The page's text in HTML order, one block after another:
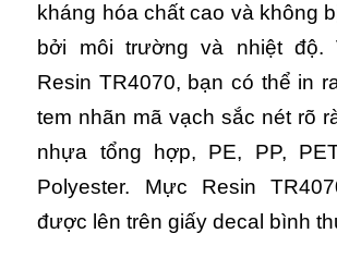
kháng hóa chất cao và không
bởi môi trường và nhiệt độ.
Resin TR4070, bạn có thể in
tem nhãn mã vạch sắc nét rõ
nhựa tổng hợp, PE, PP,
Polyester. Mực Resin
được lên trên giấy decal bình